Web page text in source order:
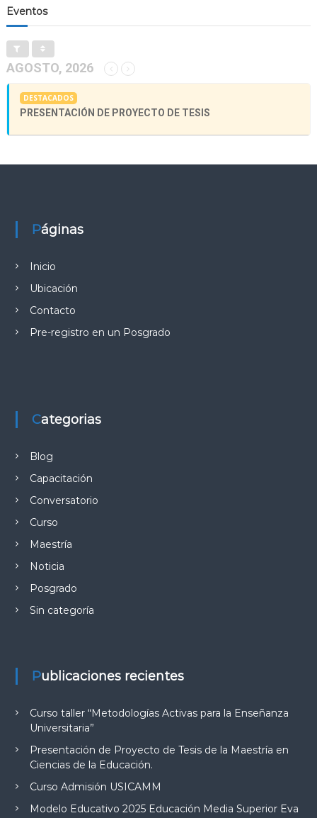
Eventos
AGOSTO, 2026
DESTACADOS
PRESENTACIÓN DE PROYECTO DE TESIS
Páginas
Inicio
Ubicación
Contacto
Pre-registro en un Posgrado
Categorias
Blog
Capacitación
Conversatorio
Curso
Maestría
Noticia
Posgrado
Sin categoría
Publicaciones recientes
Curso taller “Metodologías Activas para la Enseñanza
Universitaria”
Presentación de Proyecto de Tesis de la Maestría en
Ciencias de la Educación.
Curso Admisión USICAMM
Modelo Educativo 2025 Educación Media Superior Eva